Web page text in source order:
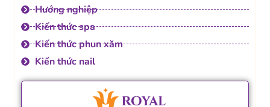
Hướng nghiệp
Kiến thức spa
Kiến thức phun xăm
Kiến thức nail